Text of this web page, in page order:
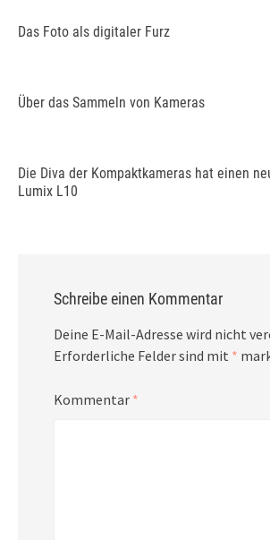
Das Foto als digitaler Furz
Über das Sammeln von Kameras
Die Diva der Kompaktkameras hat einen
Lumix L10
Schreibe einen Kommentar
Deine E-Mail-Adresse wird nicht
Erforderliche Felder sind mit *
Kommentar *